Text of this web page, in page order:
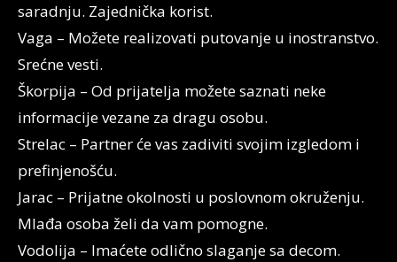
saradnju. Zajednička korist.
Vaga – Možete realizovati putovanje u inostranstvo.
Srećne vesti.
Škorpija – Od prijatelja možete saznati neke
informacije vezane za dragu osobu.
Strelac – Partner će vas zadiviti svojim izgledom i
prefinjenošću.
Jarac – Prijatne okolnosti u poslovnom okruženju.
Mlađa osoba želi da vam pomogne.
Vodolija – Imaćete odlično slaganje sa decom.